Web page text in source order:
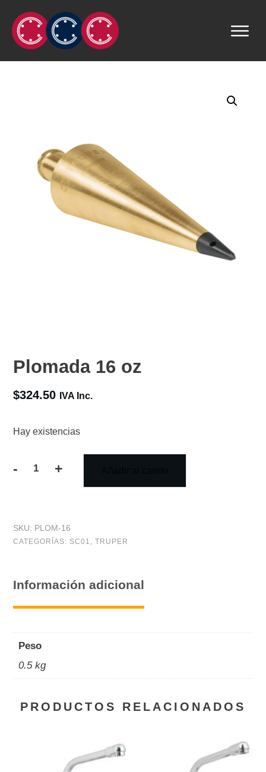
Plomada 16 oz
$324.50 IVA Inc.
Hay existencias
-
cantidad
+
SKU: PLOM-16
CATEGORÍAS: SC01 , TRUPER
Información adicional
Peso
0.5 kg
PRODUCTOS RELACIONADOS